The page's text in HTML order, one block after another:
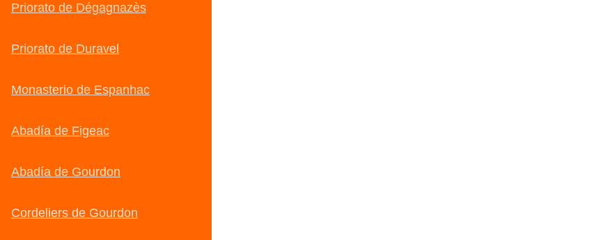
Priorato de Dégagnazès
Priorato de Duravel
Monasterio de Espanhac
Abadía de Figeac
Abadía de Gourdon
Cordeliers de Gourdon